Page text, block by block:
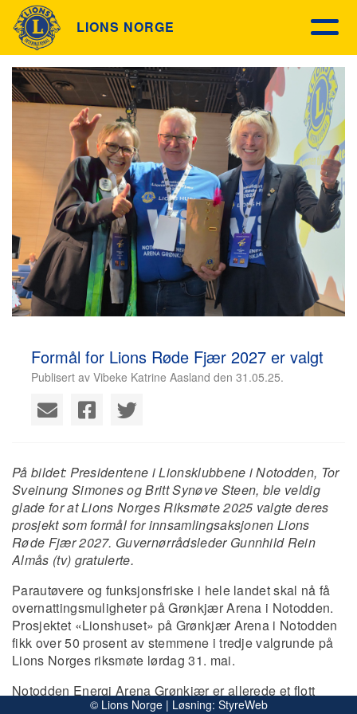
LIONS NORGE
Formål for Lions Røde Fjær 2027 er valgt
Publisert av Vibeke Katrine Aasland den 31.05.25.
På bildet: Presidentene i Lionsklubbene i Notodden, Tor
Sveinung Simones og Britt Synøve Steen, ble veldig
glade for at Lions Norges Riksmøte 2025 valgte deres
prosjekt som formål for innsamlingsaksjonen Lions
Røde Fjær 2027. Guvernørrådsleder Gunnhild Rein
Almås (tv) gratulerte.
Parautøvere og funksjonsfriske i hele landet skal nå få
overnattingsmuligheter på Grønkjær Arena i Notodden.
Prosjektet «Lionshuset» på Grønkjær Arena i Notodden
fikk over 50 prosent av stemmene i tredje valgrunde på
Lions Norges riksmøte lørdag 31. mai.
Notodden Energi Arena Grønkjær er allerede et flott
anlegg og betegnes som et «Vi-anlegg der både
© Lions Norge | Løsning: StyreWeb